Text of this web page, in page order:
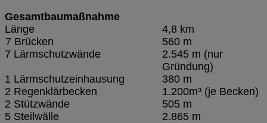
Gesamtbaumaßnahme
Länge
4,8 km
7 Brücken
560 m
7 Lärmschutzwände
2.545 m (nur
Gründung)
1 Lärmschutzeinhausung
380 m
2 Regenklärbecken
1.200m³ (je Becken)
2 Stützwände
505 m
5 Steilwälle
2.865 m